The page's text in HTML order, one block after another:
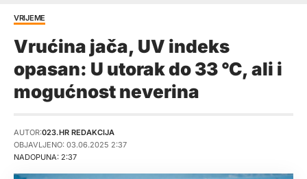
VRIJEME
Vrućina jača, UV indeks
opasan: U utorak do 33 °C, ali i
mogućnost neverina
NADOPUNA: 2:37
AUTOR:023.HR REDAKCIJA
OBJAVLJENO: 03.06.2025 2:37